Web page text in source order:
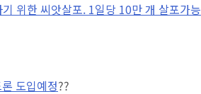
위한 씨앗살포. 1일당 10만 개 살포가능
도입예정??